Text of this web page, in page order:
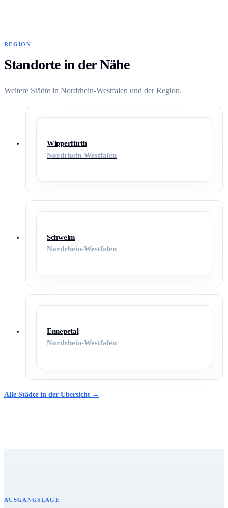
REGION
Standorte in der Nähe
Weitere Städte in Nordrhein-Westfalen und der Region.
Wipperfürth
Nordrhein-Westfalen
Schwelm
Nordrhein-Westfalen
Ennepetal
Nordrhein-Westfalen
Alle Städte in der Übersicht →
AUSGANGSLAGE